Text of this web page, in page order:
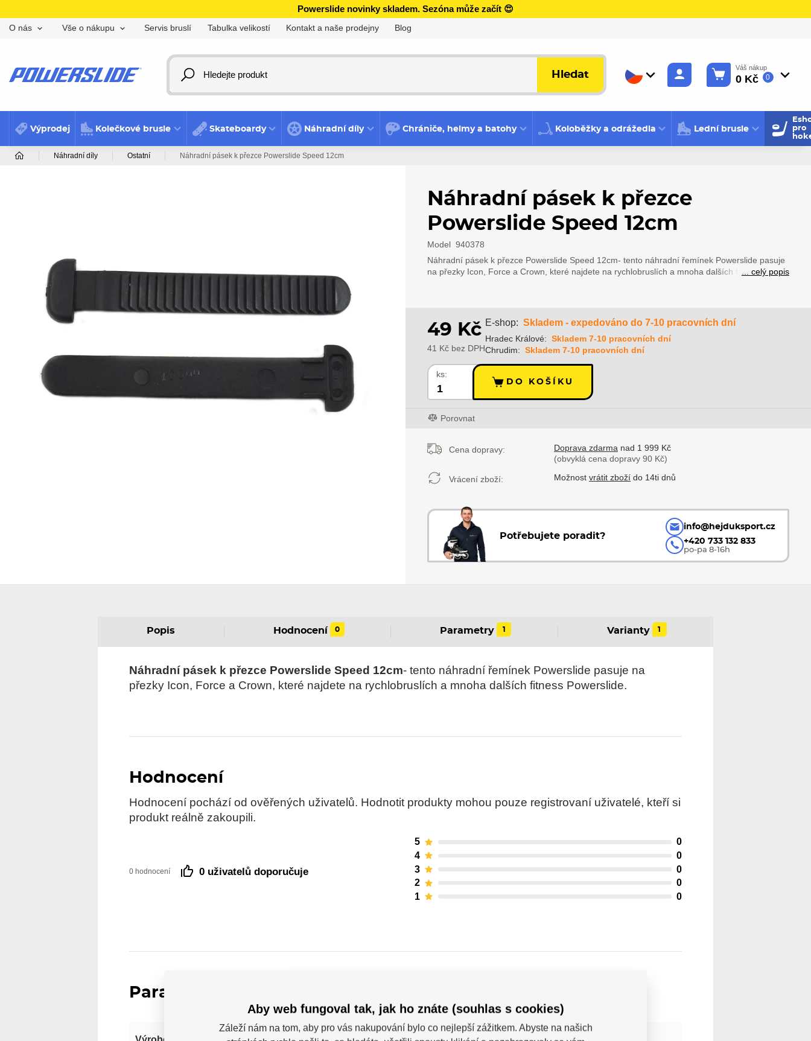
Powerslide novinky skladem. Sezóna může začít 😍
O nás Vše o nákupu Servis bruslí Tabulka velikostí Kontakt a naše prodejny Blog
Hledat
Váš nákup
0 Kč 0
Výprodej Kolečkové brusle Skateboardy Náhradní díly Chrániče, helmy a batohy Koloběžky a odrážedla Lední brusle
pro
Náhradní díly Ostatní Náhradní pásek k přezce Powerslide Speed 12cm
Náhradní pásek k přezce
Powerslide Speed 12cm
Model 940378
Náhradní pásek k přezce Powerslide Speed 12cm- tento náhradní řemínek Powerslide pasuje
na přezky Icon, Force a Crown, které najdete na rychlobruslích a mnoha dalších fitness...... celý popis
49 Kč
41 Kč bez DPH
E-shop: Skladem - expedováno do 7-10 pracovních dní
Hradec Králové: Skladem 7-10 pracovních dní
Chrudim: Skladem 7-10 pracovních dní
ks:
DO KOŠÍKU
Porovnat
Cena dopravy: Doprava zdarma nad 1 999 Kč
(obvyklá cena dopravy 90 Kč)
Vrácení zboží: Možnostvrátit zboží do 14ti dnů
Potřebujete poradit?
info@hejduksport.cz
+420 733 132 833
po-pa 8-16h
Popis Hodnocení 0 Parametry 1 Varianty 1
Náhradní pásek k přezce Powerslide Speed 12cm- tento náhradní řemínek Powerslide pasuje na
přezky Icon, Force a Crown, které najdete na rychlobruslích a mnoha dalších fitness Powerslide.
Hodnocení
Hodnocení pochází od ověřených uživatelů. Hodnotit produkty mohou pouze registrovaní uživatelé, kteří si
produkt reálně zakoupili.
0 hodnocení 0 uživatelů doporučuje
5
0
4
0
3
0
2
0
1
0
Parametry
Aby web fungoval tak, jak ho znáte (souhlas s cookies)
Záleží nám na tom, aby pro vás nakupování bylo co nejlepší zážitkem. Abyste na našich